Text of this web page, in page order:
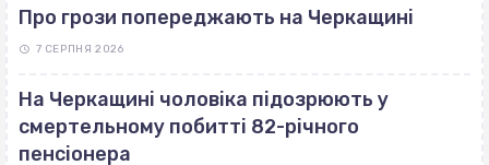
Про грози попереджають на Черкащині
7 СЕРПНЯ 2026
На Черкащині чоловіка підозрюють у
смертельному побитті 82-річного
пенсіонера